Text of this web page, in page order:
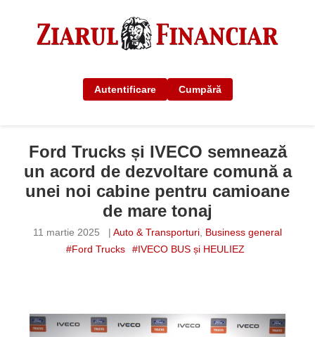
Autentificare Cumpără
Ford Trucks și IVECO semnează
un acord de dezvoltare comună a
unei noi cabine pentru camioane
de mare tonaj
11 martie 2025 | Auto & Transporturi, Business general
#Ford Trucks
#IVECO BUS și HEULIEZ